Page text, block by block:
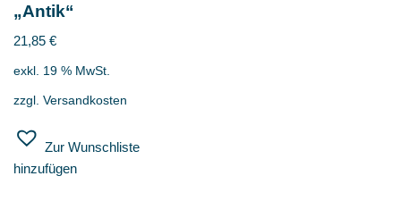
„Antik“
21,85 €
exkl. 19 % MwSt.
zzgl. Versandkosten
Zur Wunschliste
hinzufügen